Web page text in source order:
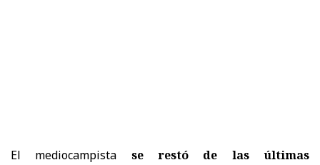
El mediocampista se restó de las últimas